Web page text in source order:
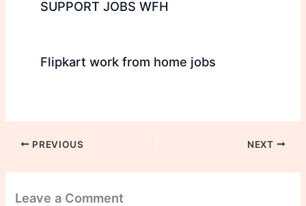
SUPPORT JOBS WFH
Flipkart work from home jobs
PREVIOUS NEXT
Leave a Comment